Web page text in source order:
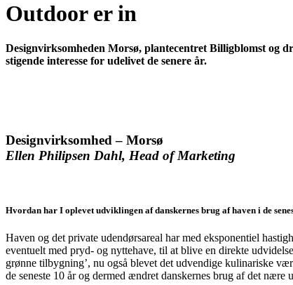
Outdoor er in
Designvirksomheden Morsø, plantecentret Billigblomst og
stigende interesse for udelivet de senere år.
Designvirksomhed – Morsø
Ellen Philipsen Dahl, Head of Marketing
Hvordan har I oplevet udviklingen af danskernes brug af haven i de
Haven og det private udendørsareal har med eksponentiel
eventuelt med pryd- og nyttehave, til at blive en direkte
grønne tilbygning’, nu også blevet det udvendige kulinariske
de seneste 10 år og dermed ændret danskernes brug af det nære